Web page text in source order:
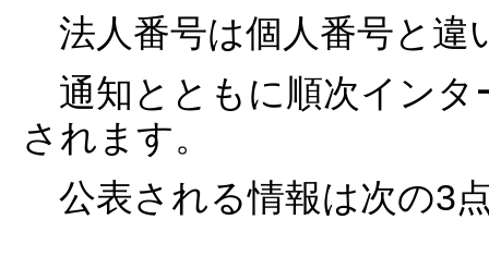
法人番号は個人番号と違
通知とともに順次インタ
されます。
公表される情報は次の3